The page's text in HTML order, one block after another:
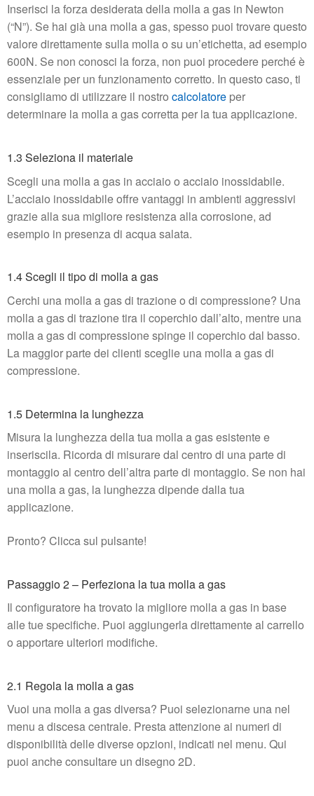
Inserisci la forza desiderata della molla a gas in Newton
(“N”). Se hai già una molla a gas, spesso puoi trovare questo
valore direttamente sulla molla o su un’etichetta, ad esempio
600N. Se non conosci la forza, non puoi procedere perché è
essenziale per un funzionamento corretto. In questo caso, ti
consigliamo di utilizzare il nostro calcolatore per
determinare la molla a gas corretta per la tua applicazione.
1.3 Seleziona il materiale
Scegli una molla a gas in acciaio o acciaio inossidabile.
L’acciaio inossidabile offre vantaggi in ambienti aggressivi
grazie alla sua migliore resistenza alla corrosione, ad
esempio in presenza di acqua salata.
1.4 Scegli il tipo di molla a gas
Cerchi una molla a gas di trazione o di compressione? Una
molla a gas di trazione tira il coperchio dall’alto, mentre una
molla a gas di compressione spinge il coperchio dal basso.
La maggior parte dei clienti sceglie una molla a gas di
compressione.
1.5 Determina la lunghezza
Misura la lunghezza della tua molla a gas esistente e
inseriscila. Ricorda di misurare dal centro di una parte di
montaggio al centro dell’altra parte di montaggio. Se non hai
una molla a gas, la lunghezza dipende dalla tua
applicazione.
Pronto? Clicca sul pulsante!
Passaggio 2 – Perfeziona la tua molla a gas
Il configuratore ha trovato la migliore molla a gas in base
alle tue specifiche. Puoi aggiungerla direttamente al carrello
o apportare ulteriori modifiche.
2.1 Regola la molla a gas
Vuoi una molla a gas diversa? Puoi selezionarne una nel
menu a discesa centrale. Presta attenzione ai numeri di
disponibilità delle diverse opzioni, indicati nel menu. Qui
puoi anche consultare un disegno 2D.